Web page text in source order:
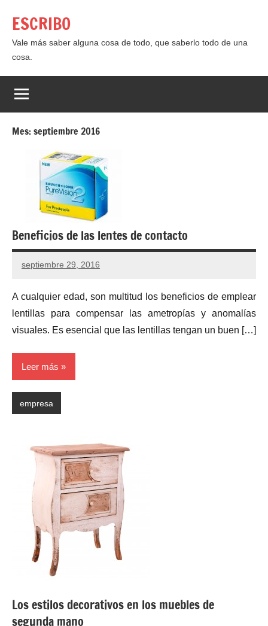
contenido
ESCRIBO
Vale más saber alguna cosa de todo, que saberlo todo de una
cosa.
Mes:septiembre 2016
Beneficios de las lentes de contacto
septiembre 29, 2016
No
comentarios
A cualquier edad, son multitud los beneficios de emplear
lentillas para compensar las ametropías y anomalías
visuales. Es esencial que las lentillas tengan un buen […]
Leer más
empresa
Los estilos decorativos en los muebles de
segunda mano